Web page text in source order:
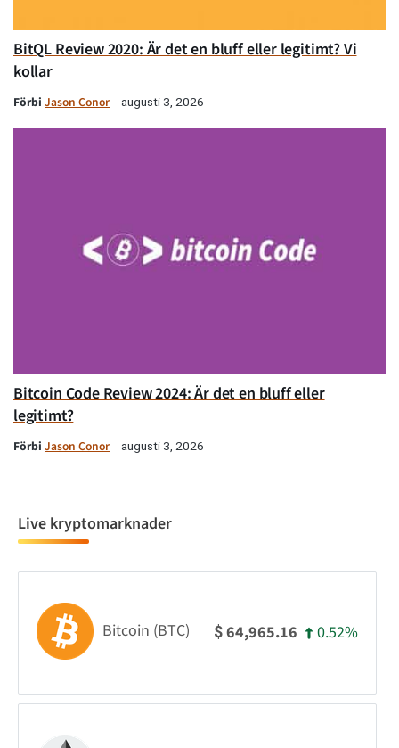
BitQL Review 2020: Är det en bluff eller legitimt? Vi
kollar
Förbi Jason Conor augusti 3, 2026
Bitcoin Code Review 2024: Är det en bluff eller
legitimt?
Förbi Jason Conor augusti 3, 2026
Live kryptomarknader
Bitcoin (BTC) $64,965.16 0.52%